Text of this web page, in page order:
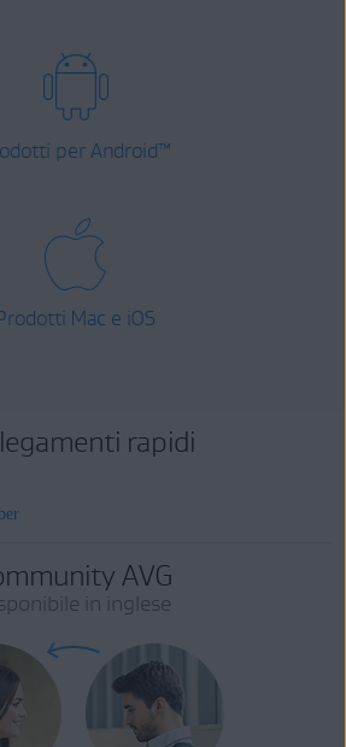
per Android™
Mac e iOS
rapidi
AVG
in inglese